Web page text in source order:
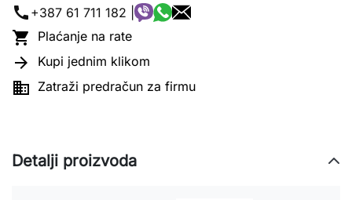
call +387 61 711 182 |
 Plaćanje na rate
 Kupi jednim klikom
 Zatraži predračun za firmu
Detalji proizvoda